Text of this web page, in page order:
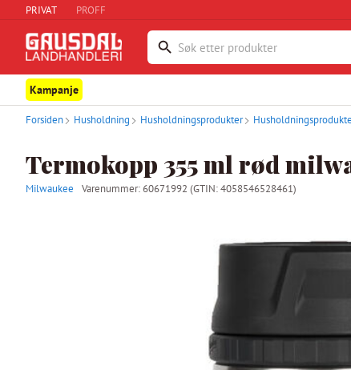
PRIVAT PROFF
Kampanje
Forsiden Husholdning Husholdningsprodukter
Termokopp 355 ml rød
Milwaukee Varenummer:60671992 (GTIN: 4058546528461)